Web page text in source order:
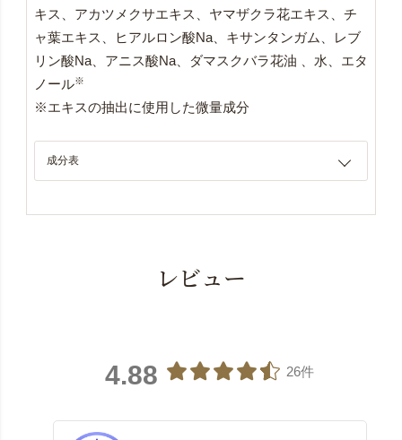
キス、アカツメクサエキス、ヤマザクラ花エキス、チ
ャ葉エキス、ヒアルロン酸Na、キサンタンガム、レブ
リン酸Na、アニス酸Na、ダマスクバラ花油 、水、エタ
ノール※
※エキスの抽出に使用した微量成分
成分表
レビュー
4.88 26件